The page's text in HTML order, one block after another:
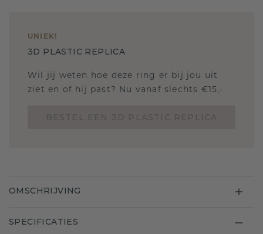
UNIEK!
3D PLASTIC REPLICA
Wil jij weten hoe deze ring er bij jou uit
ziet en of hij past? Nu vanaf slechts €15,-
OMSCHRIJVING
SPECIFICATIES